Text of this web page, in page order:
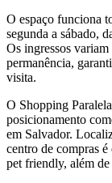
O espaço funciona
segunda a sábado,
Os ingressos
permanência,
visita.
O Shopping
posicionamento
em Salvador.
centro de compras
pet friendly, além